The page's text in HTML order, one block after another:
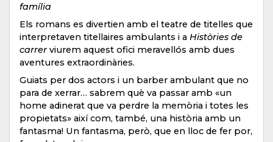
família
Els romans es divertien amb el teatre de titelles que
interpretaven titellaires ambulants i a Històries de
carrer viurem aquest ofici meravellós amb dues
aventures extraordinàries.
Guiats per dos actors i un barber ambulant que no
para de xerrar… sabrem què va passar amb «un
home adinerat que va perdre la memòria i totes les
propietats» així com, també, una història amb un
fantasma! Un fantasma, però, que en lloc de fer por,